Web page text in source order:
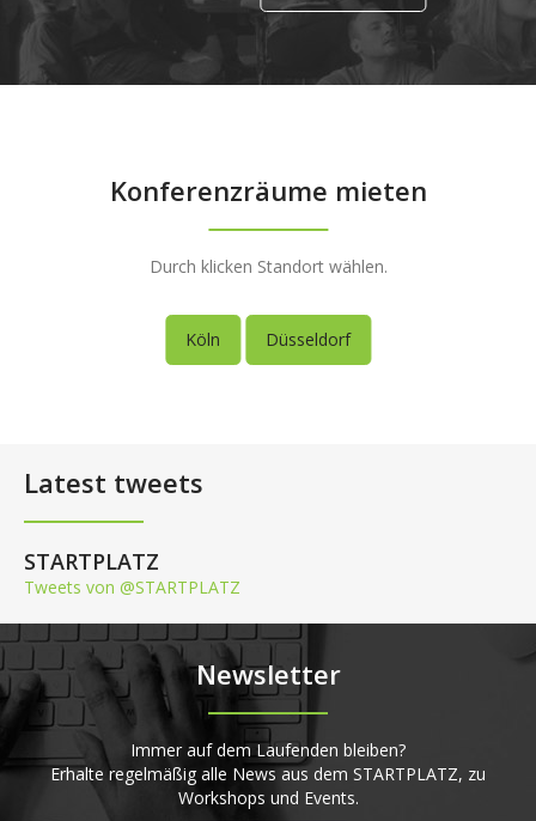
Konferenzräume mieten
Durch klicken Standort wählen.
Köln Düsseldorf
Latest tweets
STARTPLATZ
Tweets von @STARTPLATZ
Newsletter
Immer auf dem Laufenden bleiben?
Erhalte regelmäßig alle News aus dem STARTPLATZ, zu
Workshops und Events.